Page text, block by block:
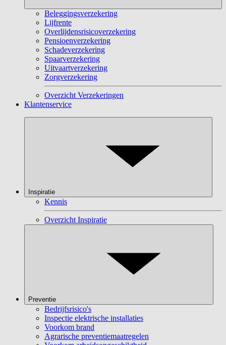
Beleggingsverzekering
Lijfrente
Overlijdensrisicoverzekering
Pensioenverzekering
Schadeverzekering
Spaarverzekering
Uitvaartverzekering
Zorgverzekering
Overzicht Verzekeringen
Klantenservice
Inspiratie
Kennis
Overzicht Inspiratie
Preventie
Bedrijfsrisico's
Inspectie elektrische installaties
Voorkom brand
Agrarische preventiemaatregelen